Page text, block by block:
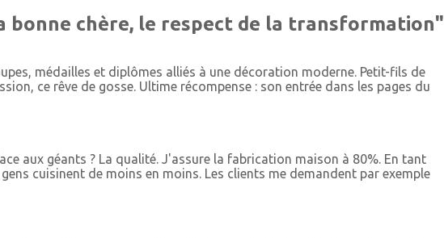
bonne chère, le respect de la transformation"
médailles et diplômes alliés à une décoration moderne. Petit-fils de
ce rêve de gosse. Ultime récompense : son entrée dans les pages du
aux géants ? La qualité. J'assure la fabrication maison à 80%. En tant
cuisinent de moins en moins. Les clients me demandent par exemple